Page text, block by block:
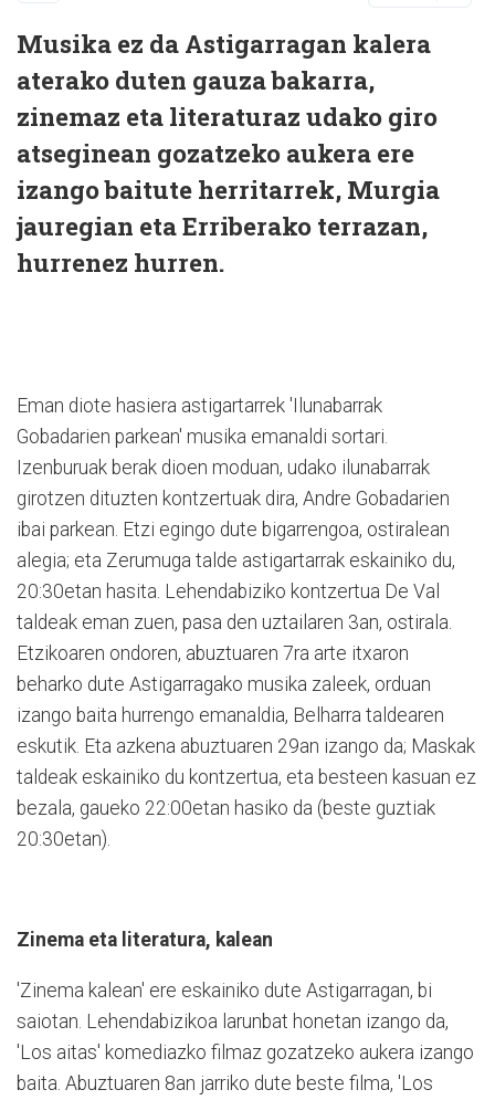
Musika ez da Astigarragan kalera
aterako duten gauza bakarra,
zinemaz eta literaturaz udako giro
atseginean gozatzeko aukera ere
izango baitute herritarrek, Murgia
jauregian eta Erriberako terrazan,
hurrenez hurren.
Eman diote hasiera astigartarrek 'Ilunabarrak
Gobadarien parkean' musika emanaldi sortari.
Izenburuak berak dioen moduan, udako ilunabarrak
girotzen dituzten kontzertuak dira, Andre Gobadarien
ibai parkean. Etzi egingo dute bigarrengoa, ostiralean
alegia; eta Zerumuga talde astigartarrak eskainiko du,
20:30etan hasita. Lehendabiziko kontzertua De Val
taldeak eman zuen, pasa den uztailaren 3an, ostirala.
Etzikoaren ondoren, abuztuaren 7ra arte itxaron
beharko dute Astigarragako musika zaleek, orduan
izango baita hurrengo emanaldia, Bel­harra taldearen
eskutik. Eta azkena abuztuaren 29an izango da; Maskak
taldeak eskainiko du kontzertua, eta besteen kasuan ez
bezala, gaueko 22:00etan hasiko da (beste guztiak
20:30etan).
Zinema eta literatura, kalean
'Zinema kalean' ere eskainiko dute Astigarragan, bi
saiotan. Lehendabizikoa larunbat honetan izango da,
'Los aitas' komediazko filmaz gozatzeko aukera izango
baita. Abuztuaren 8an jarriko dute beste filma, 'Los